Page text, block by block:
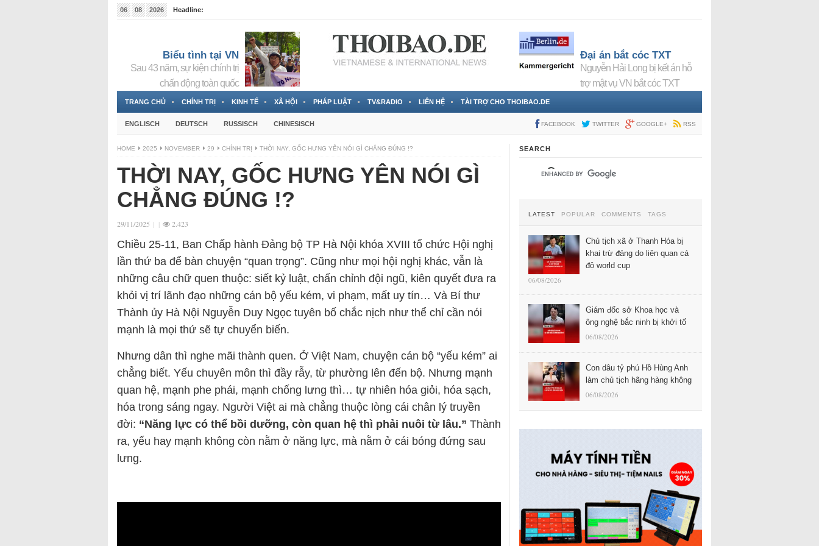
06 08 2026
Headline:
Biểu tình tại VN
Sau 43 năm, sự kiện chính trị
chấn động toàn quốc
Đại án bắt cóc TXT
Nguyễn Hải Long bị kết án hỗ
trợ mật vụ VN bắt cóc TXT
TRANG CHỦ CHÍNH TRỊ KINH TẾ XÃ HỘI PHÁP LUẬT TV&RADIO LIÊN HỆ TÀI TRỢ CHO THOIBAO.DE
ENGLISCH DEUTSCH RUSSISCH CHINESISCH FACEBOOK TWITTER GOOGLE+ RSS
HOME 2025 NOVEMBER 29 CHÍNH TRỊ THỜI NAY, GỐC HƯNG YÊN NÓI GÌ CHẲNG ĐÚNG !?
THỜI NAY, GỐC HƯNG YÊN NÓI GÌ
CHẲNG ĐÚNG !?
29/11/2025 | | 2.423
Chiều 25-11, Ban Chấp hành Đảng bộ TP Hà Nội khóa XVIII tổ chức Hội nghị
lần thứ ba để bàn chuyện “quan trọng”. Cũng như mọi hội nghị khác, vẫn là
những câu chữ quen thuộc: siết kỷ luật, chấn chỉnh đội ngũ, kiên quyết đưa ra
khỏi vị trí lãnh đạo những cán bộ yếu kém, vi phạm, mất uy tín… Và Bí thư
Thành ủy Hà Nội Nguyễn Duy Ngọc tuyên bố chắc nịch như thể chỉ cần nói
mạnh là mọi thứ sẽ tự chuyển biến.
Nhưng dân thì nghe mãi thành quen. Ở Việt Nam, chuyện cán bộ “yếu kém” ai
chẳng biết. Yếu chuyên môn thì đầy rẫy, từ phường lên đến bộ. Nhưng mạnh
quan hệ, mạnh phe phái, mạnh chống lưng thì… tự nhiên hóa giỏi, hóa sạch,
hóa trong sáng ngay. Người Việt ai mà chẳng thuộc lòng cái chân lý truyền
đời: “Năng lực có thể bồi dưỡng, còn quan hệ thì phải nuôi từ lâu.” Thành
ra, yếu hay mạnh không còn nằm ở năng lực, mà nằm ở cái bóng đứng sau
lưng.
SEARCH
LATEST POPULAR COMMENTS TAGS
Chủ tịch xã ở Thanh Hóa bị
khai trừ đảng do liên quan cá
độ world cup
06/08/2026
Giám đốc sở Khoa học và
ông nghệ bắc ninh bị khởi tố
06/08/2026
Con dâu tỷ phú Hồ Hùng Anh
làm chủ tịch hãng hàng không
06/08/2026